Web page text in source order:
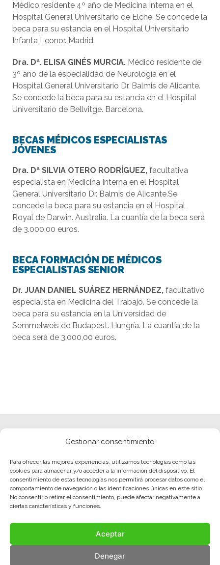
Gestionar consentimiento
Para ofrecer las mejores experiencias, utilizamos tecnologías como las
cookies para almacenar y/o acceder a la información del dispositivo. El
consentimiento de estas tecnologías nos permitirá procesar datos como el
comportamiento de navegación o las identificaciones únicas en este sitio.
No consentir o retirar el consentimiento, puede afectar negativamente a
ciertas características y funciones.
Aceptar
Denegar
Médico residente 4º año de Medicina Interna en el
Hospital General Universitario de Elche. Se concede la
beca para su estancia en el Hospital Universitario
Infanta Leonor. Madrid.
Dra. Dª. ELISA GINÉS MURCIA. Médico residente de
3º año de la especialidad de Neurología en el
Hospital General Universitario Dr. Balmis de Alicante.
Se concede la beca para su estancia en el Hospital
Universitario de Bellvitge. Barcelona.
BECAS MÉDICOS ESPECIALISTAS
JÓVENES
Dra. Dª SILVIA OTERO RODRÍGUEZ, facultativa
especialista en Medicina Interna en el Hospital
General Universitario Dr. Balmis de Alicante.Se
concede la beca para su estancia en el Hospital
Royal de Darwin. Australia. La cuantía de la beca será
de 3.000,00 euros.
BECA FORMACIÓN DE MÉDICOS
ESPECIALISTAS SENIOR
Dr. JUAN DANIEL SUÁREZ HERNÁNDEZ, facultativo
especialista en Medicina del Trabajo. Se concede la
beca para su estancia en la Universidad de
Semmelweis de Budapest. Hungría. La cuantía de la
beca será de 3.000,00 euros.